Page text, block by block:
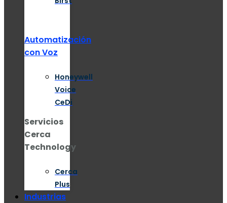
Automatización
con Voz
Honeywell
Voice
CeDi
Servicios
Cerca
Technology
Cerca
Plus
Industrias